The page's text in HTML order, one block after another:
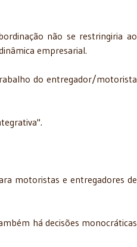
não se restringiria ao
empresarial.
do entregador/motorista
motoristas e entregadores de
há decisões monocráticas